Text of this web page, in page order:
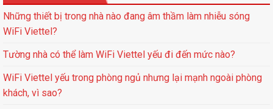
Những thiết bị trong nhà nào đang âm thầm làm nhiễu sóng
WiFi Viettel?
Tường nhà có thể làm WiFi Viettel yếu đi đến mức nào?
WiFi Viettel yếu trong phòng ngủ nhưng lại mạnh ngoài phòng
khách, vì sao?